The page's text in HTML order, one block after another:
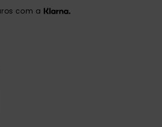
frequentes e o
com a